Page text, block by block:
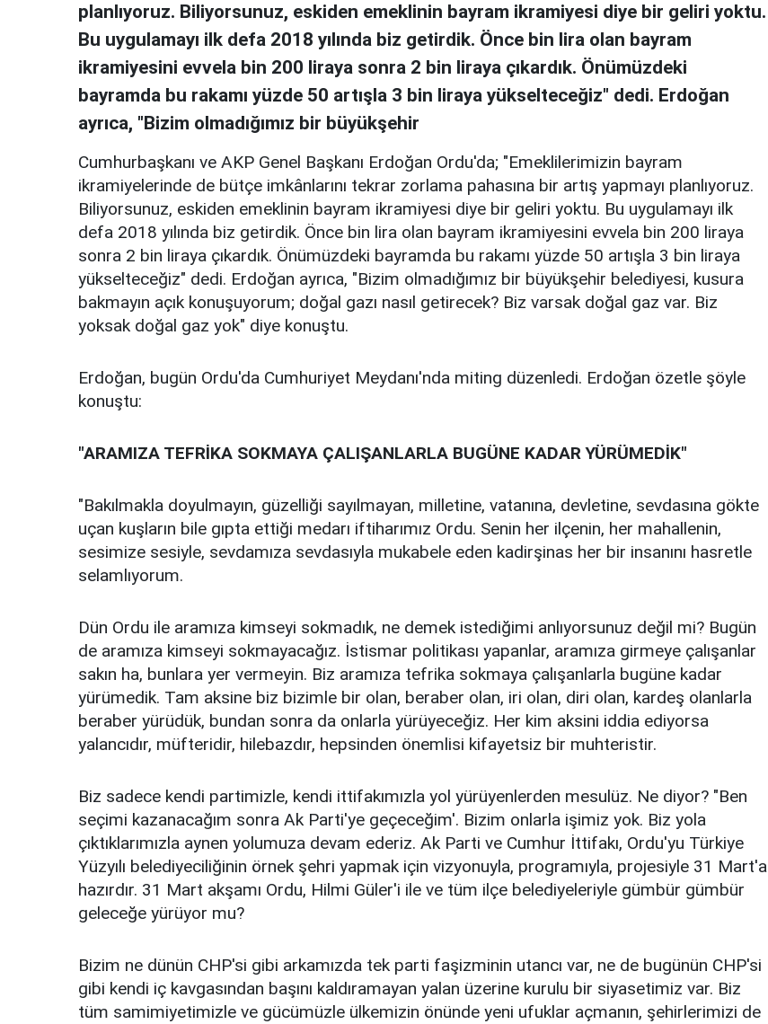
planlıyoruz. Biliyorsunuz, eskiden emeklinin bayram ikramiyesi diye bir geliri yoktu.
Bu uygulamayı ilk defa 2018 yılında biz getirdik. Önce bin lira olan bayram
ikramiyesini evvela bin 200 liraya sonra 2 bin liraya çıkardık. Önümüzdeki
bayramda bu rakamı yüzde 50 artışla 3 bin liraya yükselteceğiz" dedi. Erdoğan
ayrıca, "Bizim olmadığımız bir büyükşehir
Cumhurbaşkanı ve AKP Genel Başkanı Erdoğan Ordu'da; "Emeklilerimizin bayram
ikramiyelerinde de bütçe imkânlarını tekrar zorlama pahasına bir artış yapmayı planlıyoruz.
Biliyorsunuz, eskiden emeklinin bayram ikramiyesi diye bir geliri yoktu. Bu uygulamayı ilk
defa 2018 yılında biz getirdik. Önce bin lira olan bayram ikramiyesini evvela bin 200 liraya
sonra 2 bin liraya çıkardık. Önümüzdeki bayramda bu rakamı yüzde 50 artışla 3 bin liraya
yükselteceğiz" dedi. Erdoğan ayrıca, "Bizim olmadığımız bir büyükşehir belediyesi, kusura
bakmayın açık konuşuyorum; doğal gazı nasıl getirecek? Biz varsak doğal gaz var. Biz
yoksak doğal gaz yok" diye konuştu.
Erdoğan, bugün Ordu'da Cumhuriyet Meydanı'nda miting düzenledi. Erdoğan özetle şöyle
konuştu:
"ARAMIZA TEFRİKA SOKMAYA ÇALIŞANLARLA BUGÜNE KADAR YÜRÜMEDİK"
"Bakılmakla doyulmayın, güzelliği sayılmayan, milletine, vatanına, devletine, sevdasına gökte
uçan kuşların bile gıpta ettiği medarı iftiharımız Ordu. Senin her ilçenin, her mahallenin,
sesimize sesiyle, sevdamıza sevdasıyla mukabele eden kadirşinas her bir insanını hasretle
selamlıyorum.
Dün Ordu ile aramıza kimseyi sokmadık, ne demek istediğimi anlıyorsunuz değil mi? Bugün
de aramıza kimseyi sokmayacağız. İstismar politikası yapanlar, aramıza girmeye çalışanlar
sakın ha, bunlara yer vermeyin. Biz aramıza tefrika sokmaya çalışanlarla bugüne kadar
yürümedik. Tam aksine biz bizimle bir olan, beraber olan, iri olan, diri olan, kardeş olanlarla
beraber yürüdük, bundan sonra da onlarla yürüyeceğiz. Her kim aksini iddia ediyorsa
yalancıdır, müfteridir, hilebazdır, hepsinden önemlisi kifayetsiz bir muhteristir.
Biz sadece kendi partimizle, kendi ittifakımızla yol yürüyenlerden mesulüz. Ne diyor? "Ben
seçimi kazanacağım sonra Ak Parti'ye geçeceğim'. Bizim onlarla işimiz yok. Biz yola
çıktıklarımızla aynen yolumuza devam ederiz. Ak Parti ve Cumhur İttifakı, Ordu'yu Türkiye
Yüzyılı belediyeciliğinin örnek şehri yapmak için vizyonuyla, programıyla, projesiyle 31 Mart'a
hazırdır. 31 Mart akşamı Ordu, Hilmi Güler'i ile ve tüm ilçe belediyeleriyle gümbür gümbür
geleceğe yürüyor mu?
Bizim ne dünün CHP'si gibi arkamızda tek parti faşizminin utancı var, ne de bugünün CHP'si
gibi kendi iç kavgasından başını kaldıramayan yalan üzerine kurulu bir siyasetimiz var. Biz
tüm samimiyetimizle ve gücümüzle ülkemizin önünde yeni ufuklar açmanın, şehirlerimizi de